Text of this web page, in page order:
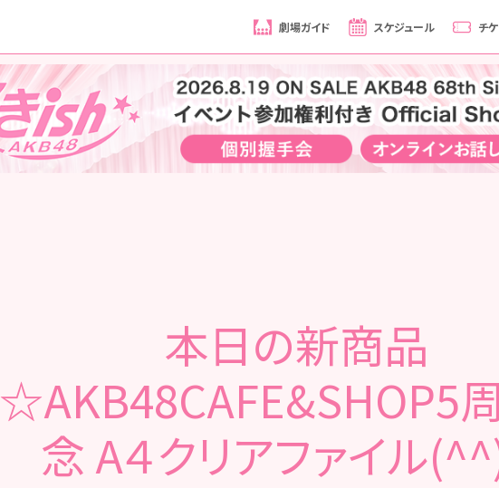
劇場ガイド スケジュール チ
本日の新商品
☆AKB48CAFE&SHOP5
念 A４クリアファイル